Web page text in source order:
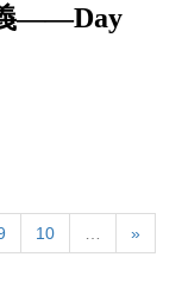
——Day
10 »